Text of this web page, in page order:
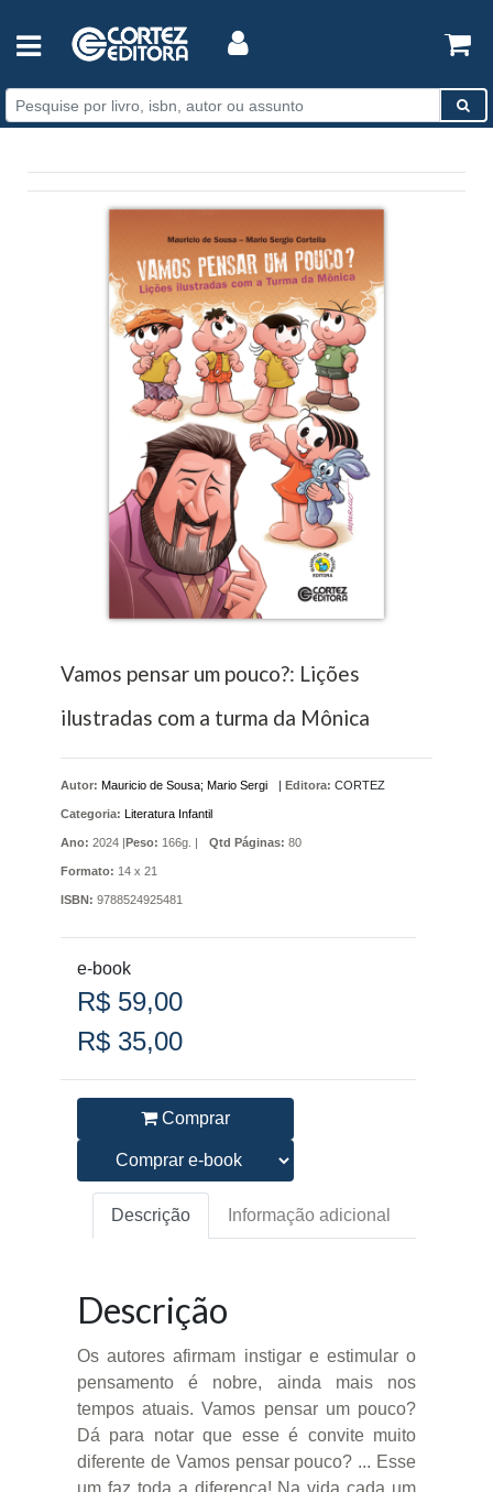
Vamos pensar um pouco?: Lições
ilustradas com a turma da Mônica
Autor: Mauricio de Sousa; Mario Sergi | Editora: CORTEZ
Categoria: Literatura Infantil
Ano: 2024 |Peso: 166g. | Qtd Páginas: 80
Formato: 14 x 21
ISBN: 9788524925481
e-book
R$ 59,00
R$ 35,00
Comprar
Descrição Informação adicional
Descrição
Os autores afirmam instigar e estimular o
pensamento é nobre, ainda mais nos
tempos atuais. Vamos pensar um pouco?
Dá para notar que esse é convite muito
diferente de Vamos pensar pouco? ... Esse
um faz toda a diferença! Na vida cada um